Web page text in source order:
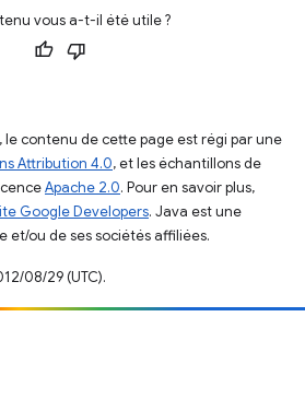
vous a-t-il été utile ?
contenu de cette page est régi par une
Attribution 4.0, et les échantillons de
Apache 2.0. Pour en savoir plus,
Google Developers. Java est une
et/ou de ses sociétés affiliées.
08/29 (UTC).